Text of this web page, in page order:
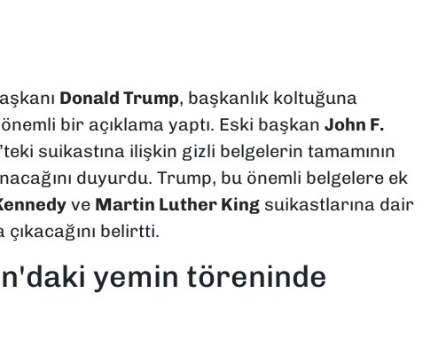
Donald Trump, başkanlık koltuğuna
bir açıklama yaptı. Eski başkan John F.
suikastına ilişkin gizli belgelerin tamamının
duyurdu. Trump, bu önemli belgelere ek
ve Martin Luther Kingsuikastlarına dair
belirtti.
yemin töreninde